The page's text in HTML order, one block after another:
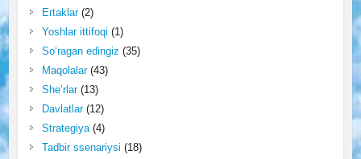
Ertaklar(2)
Yoshlar ittifoqi (1)
So‘ragan edingiz (35)
Maqolalar(43)
She’rlar(13)
Davlatlar(12)
Strategiya(4)
Tadbir ssenariysi (18)